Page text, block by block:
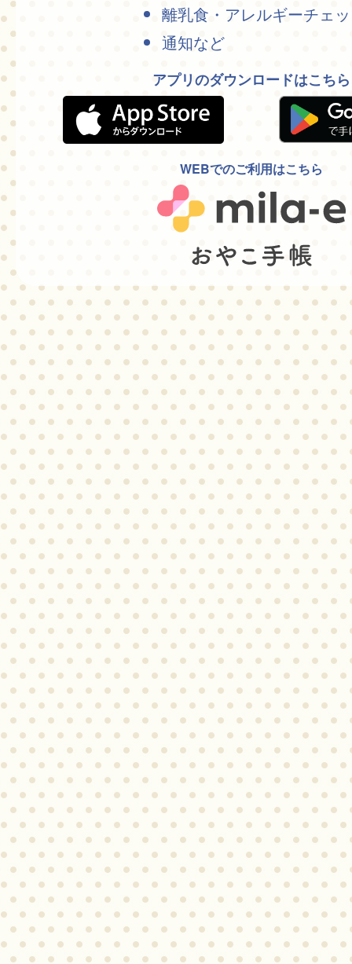
離乳食・アレルギーチェ
通知など
アプリのダウンロードはこちら
WEBでのご利用はこちら